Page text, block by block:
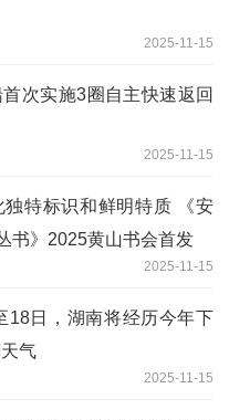
2025-11-15
次实施3圈自主快速返回
2025-11-15
独特标识和鲜明特质 《安
书》2025黄山书会首发
2025-11-15
18日，湖南将经历今年下
气
2025-11-15